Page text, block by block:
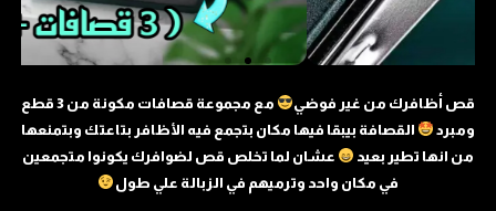
قص أظافرك من غير فوضي
مع مجموعة قصافات مكونة من 3 قطع
ومبرد
القصافة بيبقا فيها مكان بتجمع فيه الأظافر بتاعتك وبتمنعها
من انها تطير بعيد
عشان لما تخلص قص لضوافرك يكونوا متجمعين
في مكان واحد وترميهم في الزبالة علي طول